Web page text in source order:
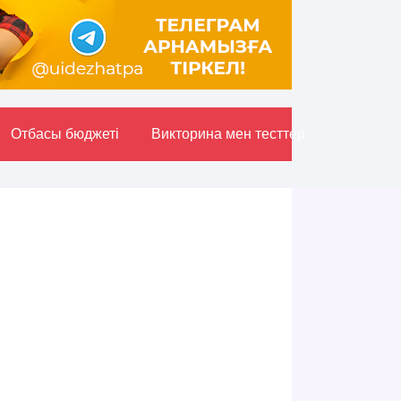
Отбасы бюджетi Викторина мен тесттер